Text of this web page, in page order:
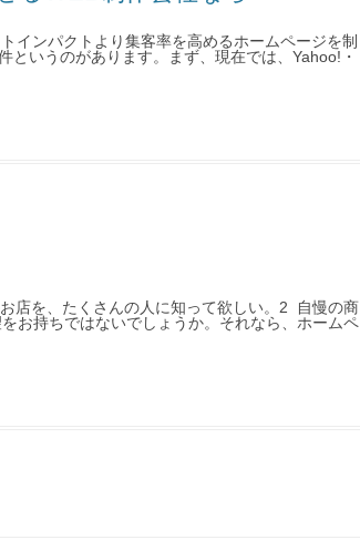
インパクトより集客率を高めるホームページを制
いうのがあります。まず、現在では、Yahoo!・
店を、たくさんの人に知って欲しい。2 自慢の商
お持ちではないでしょうか。それなら、ホームペ